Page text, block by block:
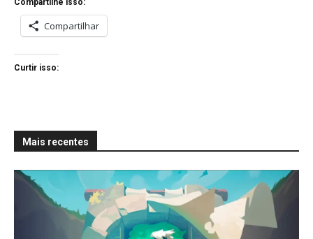
Compartilhar
Curtir isso:
Mais recentes